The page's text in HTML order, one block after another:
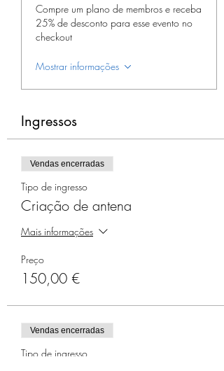
Compre um plano de membros e receba
25% de desconto para esse evento no
checkout
Mostrar informações
Ingressos
Vendas encerradas
Tipo de ingresso
Criação de antena
Mais informações
Preço
150,00 €
Vendas encerradas
Tipo de ingresso